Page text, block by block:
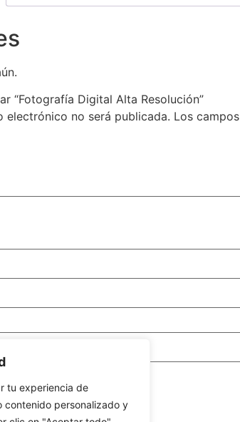
tu experiencia de
contenido personalizado y
“Fotografía Digital Alta Resolución”
electrónico no será publicada. Los